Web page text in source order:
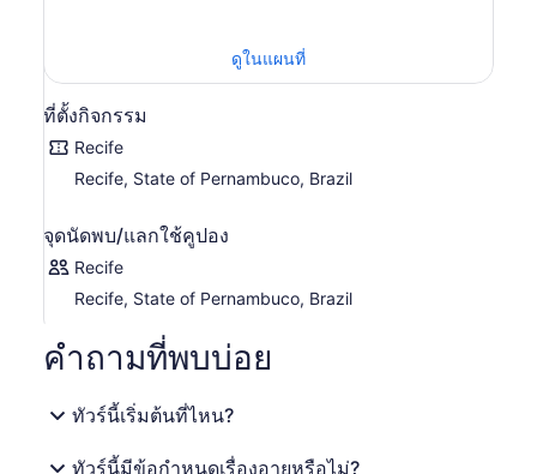
ดูในแผนที่
ที่ตั้งกิจกรรม
Recife
Recife, State of Pernambuco, Brazil
จุดนัดพบ/แลกใช้คูปอง
Recife
Recife, State of Pernambuco, Brazil
คำถามที่พบบ่อย
ทัวร์นี้เริ่มต้นที่ไหน?
ทัวร์นี้มีข้อกำหนดเรื่องอายุหรือไม่?